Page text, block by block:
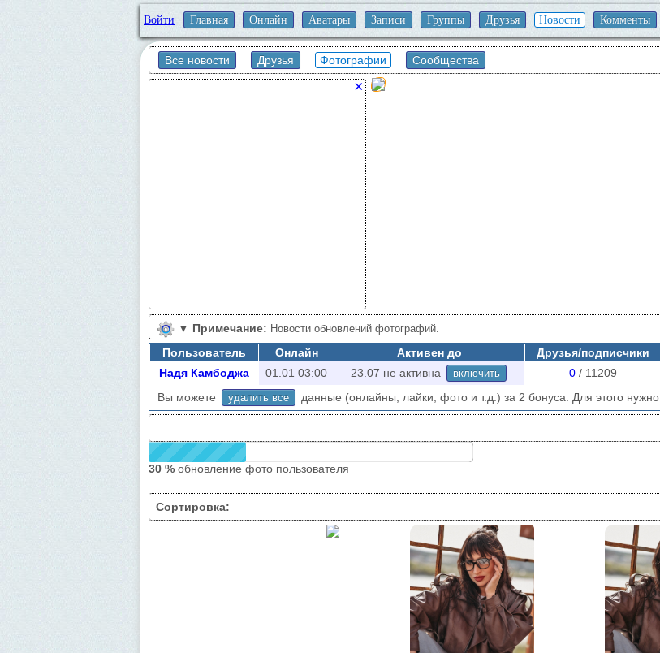
Войти Главная Онлайн Аватары Записи Группы Друзья Новости Комменты
Все новости Друзья Фотографии Сообщества
×
▼ Примечание: Новости обновлений фотографий.
Пользователь Онлайн Активен до Друзья/подписчики
Надя Камбоджа
01.01 03:00 23.07не активна включить 0 / 11209
Вы можете удалить все данные (онлайны, лайки, фото и т.д.) за 2 бонуса. Для этого нужно
30 % обновление фото пользователя
Сортировка: